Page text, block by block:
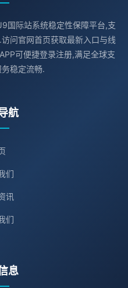
国际站系统稳定性保障平台,支
问官网首页获取最新入口与线
可便捷登录注册,满足全球支
稳定流畅.
航
们
讯
们
息